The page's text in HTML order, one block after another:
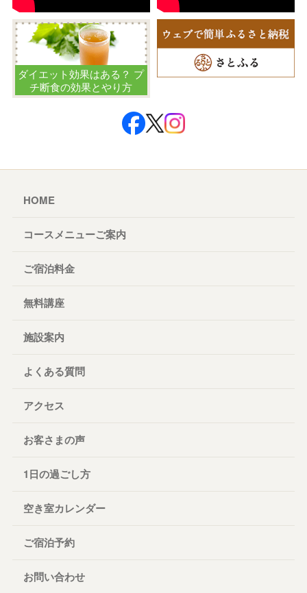
ダイエット効果はある？ プ
チ断食の効果とやり方
HOME
コースメニューご案内
ご宿泊料金
無料講座
施設案内
よくある質問
アクセス
お客さまの声
1日の過ごし方
空き室カレンダー
ご宿泊予約
お問い合わせ